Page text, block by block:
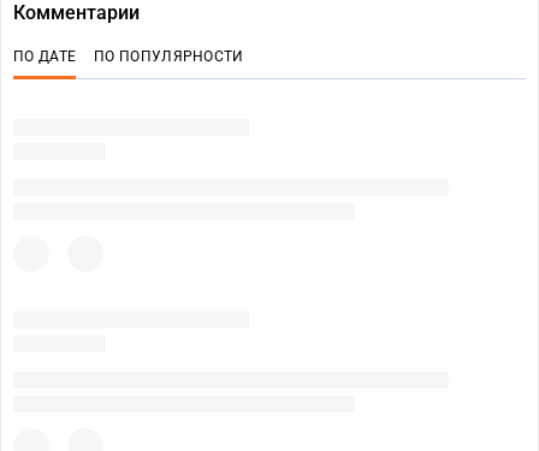
Комментарии
ПО ДАТЕ ПО ПОПУЛЯРНОСТИ